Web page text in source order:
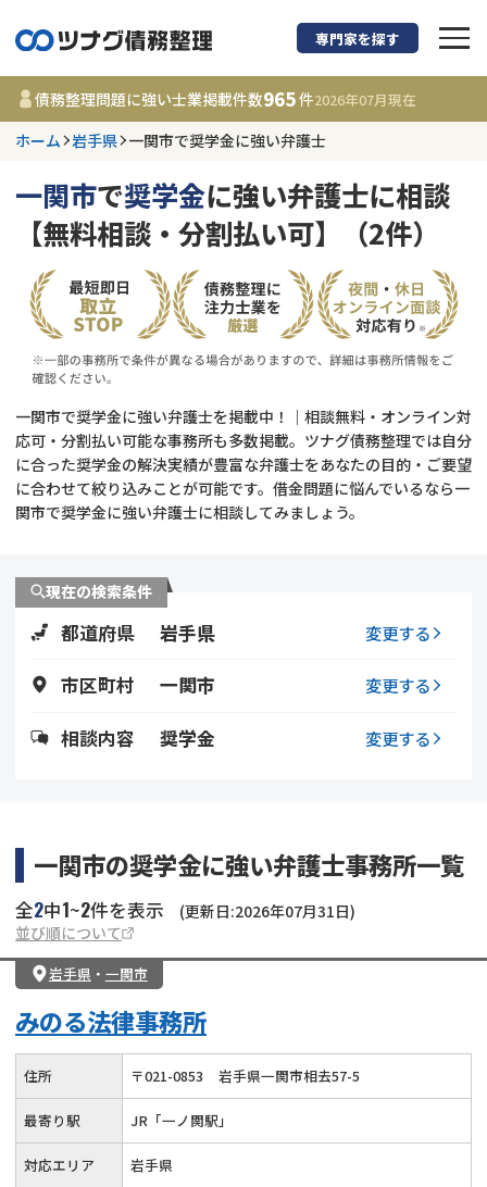
債務整理に強い弁
事務所 965
件
更新日 : 2026年07月31日
相談内容で探す
借金返済相談・交渉
任意整理
時効援用
会社破産・法人破産
費用相場
コラム
債務整理
個人再生（民事再生）
専門家を探す
債務整理問題に強い士業掲載件数965件2026年07月現在
ホーム 岩手県 一関市で奨学金に強い弁護士
一関市で奨学金に強い弁護士に相談
【無料相談・分割払い可】（2件）
一関市で奨学金に強い弁護士を掲載中！｜相談無料・オンライン対
応可・分割払い可能な事務所も多数掲載。ツナグ債務整理では自分
に合った奨学金の解決実績が豊富な弁護士をあなたの目的・ご要望
に合わせて絞り込みことが可能です。借金問題に悩んでいるなら一
関市で奨学金に強い弁護士に相談してみましょう。
現在の検索条件
都道府県 岩手県 変更する
市区町村 一関市 変更する
相談内容 奨学金 変更する
一関市の奨学金に強い弁護士事務所一覧
全2中1~2件を表示
(更新日:2026年07月31日)
並び順について
岩手県 ・ 一関市
みのる法律事務所
住所 〒021-0853 岩手県一関市相去57-5
最寄り駅 JR「一ノ関駅」
対応エリア 岩手県